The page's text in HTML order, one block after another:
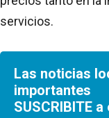
servicios.
Las noticias
importantes
SUSCRIBITE